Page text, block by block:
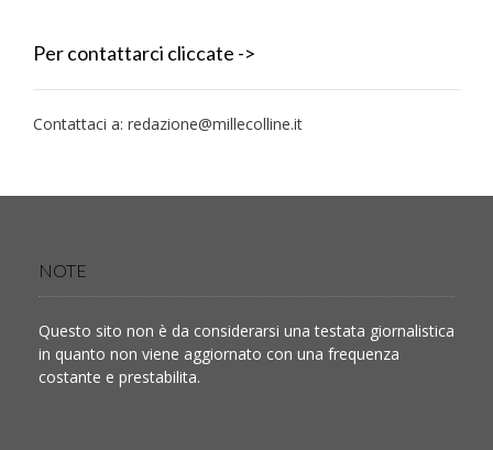
Per contattarci cliccate ->
Contattaci a: redazione@millecolline.it
NOTE
Questo sito non è da considerarsi una testata giornalistica
in quanto non viene aggiornato con una frequenza
costante e prestabilita.